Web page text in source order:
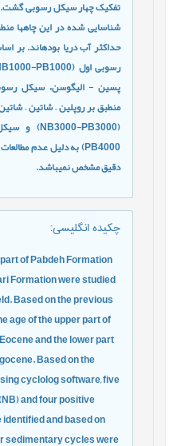
تفکیک چهار سیکل رسوبی
شناسایی شده در این چاه­ها
حداکثر آب دریا بوده­اند. بر
رسوبی اول(
PB1000
پسین - الیگوسن، سیکل
منطبق بر روپلین–شاتین–
NB3000-PB3000) و سیکل
PB4000) به دلیل عدم
دقیق مشخص نمی­باشد.
چکیده انگلیسی:
of Pabdeh Formation
Formation were studied
Based on the previous
age of the upper part of
and the lower part
Based on the
cyclolog software, five
and four positive
and based on
sedimentary cycles were